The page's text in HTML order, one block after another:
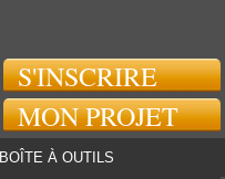
S'INSCRIRE
MON PROJET
BOÎTE À OUTILS